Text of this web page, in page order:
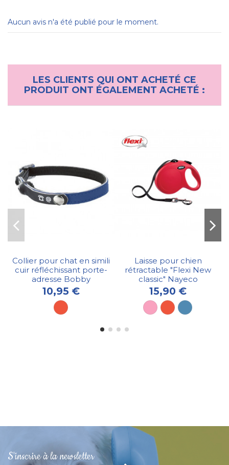
Aucun avis n'a été publié pour le moment.
LES CLIENTS QUI ONT ACHETÉ CE
PRODUIT ONT ÉGALEMENT ACHETÉ :
Collier pour chat en simili
cuir réfléchissant porte-
adresse Bobby
10,95 €
Laisse pour chien
rétractable "Flexi New
classic" Nayeco
15,90 €
S'inscrire à la newsletter